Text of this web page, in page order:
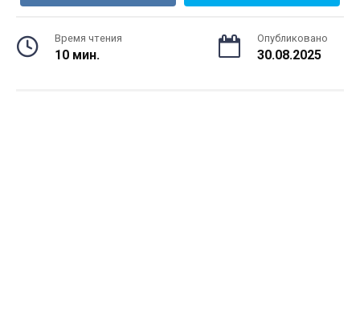
Время чтения
10 мин.
Опубликовано
30.08.2025